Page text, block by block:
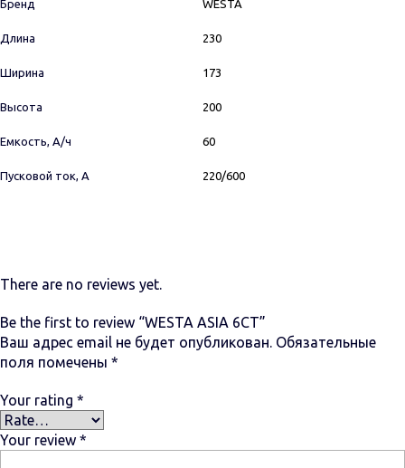
Бренд WESTA
Длина 230
Ширина 173
Высота 200
Емкость, А/ч 60
Пусковой ток, А 220/600
There are no reviews yet.
Be the first to review “WESTA ASIA 6СТ”
Ваш адрес email не будет опубликован. Обязательные
поля помечены *
Your rating *
Your review *